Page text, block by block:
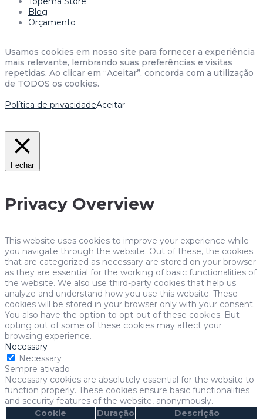
Blog
Orçamento
Usamos cookies em nosso site para fornecer a experiência
mais relevante, lembrando suas preferências e visitas
repetidas. Ao clicar em “Aceitar”, concorda com a utilização
de TODOS os cookies.
Política de privacidadeAceitar
Fechar
Privacy Overview
This website uses cookies to improve your experience while
you navigate through the website. Out of these, the cookies
that are categorized as necessary are stored on your browser
as they are essential for the working of basic functionalities of
the website. We also use third-party cookies that help us
analyze and understand how you use this website. These
cookies will be stored in your browser only with your consent.
You also have the option to opt-out of these cookies. But
opting out of some of these cookies may affect your
browsing experience.
Necessary
Necessary
Sempre ativado
Necessary cookies are absolutely essential for the website to
function properly. These cookies ensure basic functionalities
and security features of the website, anonymously.
Cookie
Duração Descrição